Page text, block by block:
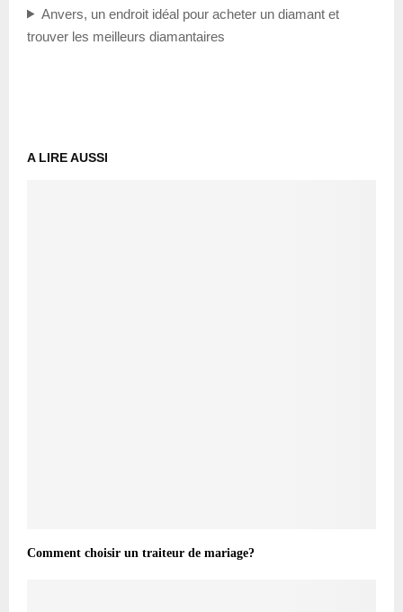
Anvers, un endroit idéal pour acheter un diamant et
trouver les meilleurs diamantaires
A LIRE AUSSI
Comment choisir un traiteur de mariage?